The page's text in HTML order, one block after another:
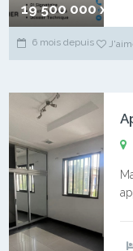
19 500 000 xaf
6 mois depuis